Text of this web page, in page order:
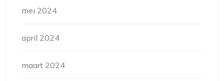
mei 2024
april 2024
maart 2024